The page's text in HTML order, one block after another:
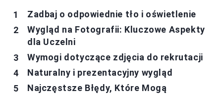
Zadbaj o odpowiednie tło i oświetlenie
Wygląd na Fotografii: Kluczowe Aspekty
dla Uczelni
Wymogi dotyczące zdjęcia do rekrutacji
Naturalny i prezentacyjny wygląd
Najczęstsze Błędy, Które Mogą